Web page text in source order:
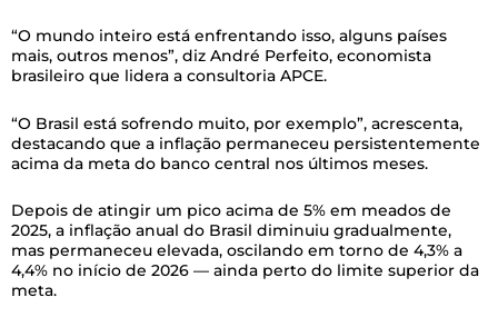
“O mundo inteiro está enfrentando isso, alguns países
mais, outros menos”, diz André Perfeito, economista
brasileiro que lidera a consultoria APCE.
“O Brasil está sofrendo muito, por exemplo”, acrescenta,
destacando que a inflação permaneceu persistentemente
acima da meta do banco central nos últimos meses.
Depois de atingir um pico acima de 5% em meados de
2025, a inflação anual do Brasil diminuiu gradualmente,
mas permaneceu elevada, oscilando em torno de 4,3% a
4,4% no início de 2026 — ainda perto do limite superior da
meta.